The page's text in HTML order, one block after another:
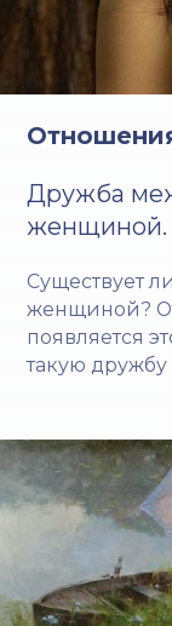
Дружба
женщиной.
Cуществует
женщиной?
появляется
такую дружбу